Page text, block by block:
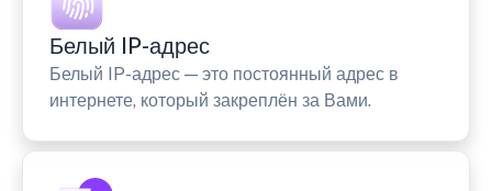
Белый IP-адрес
Белый IP-адрес — это постоянный адрес в
интернете, который закреплён за Вами.